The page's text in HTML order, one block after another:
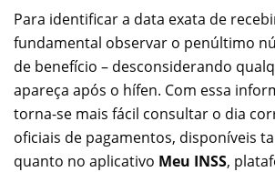
Para identificar a data exata de
fundamental observar o penúltimo
de benefício – desconsiderando
apareça após o hífen. Com essa
torna-se mais fácil consultar o dia
oficiais de pagamentos, disponíveis
quanto no aplicativo Meu INSS,